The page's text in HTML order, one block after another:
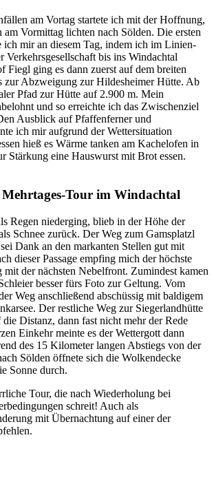
am Vortag startete ich mit der Hoffnung,
am Vormittag lichten nach Sölden. Die ersten
ich mir an diesem Tag, indem ich im Linien-
Verkehrsgesellschaft bis ins Windachtal
Fiegl ging es dann zuerst auf dem breiten
zur Abzweigung zur Hildesheimer Hütte. Ab
Pfad zur Hütte auf 2.900 m. Mein
und so erreichte ich das Zwischenziel
Ausblick auf Pfaffenferner und
ich mir aufgrund der Wettersituation
hieß es Wärme tanken am Kachelofen in
Stärkung eine Hauswurst mit Brot essen.
Tour im Windachtal
Regen niederging, blieb in der Höhe der
Schnee zurück. Der Weg zum Gamsplatzl
Dank an den markanten Stellen gut mit
dieser Passage empfing mich der höchste
mit der nächsten Nebelfront. Zumindest kamen
besser fürs Foto zur Geltung. Vom
Weg anschließend abschüssig mit baldigem
Der restliche Weg zur Siegerlandhütte
Distanz, dann fast nicht mehr der Rede
Einkehr meinte es der Wettergott dann
des 15 Kilometer langen Abstiegs von der
Sölden öffnete sich die Wolkendecke
Sonne durch.
Tour, die nach Wiederholung bei
schreit! Auch als
mit Übernachtung auf einer der